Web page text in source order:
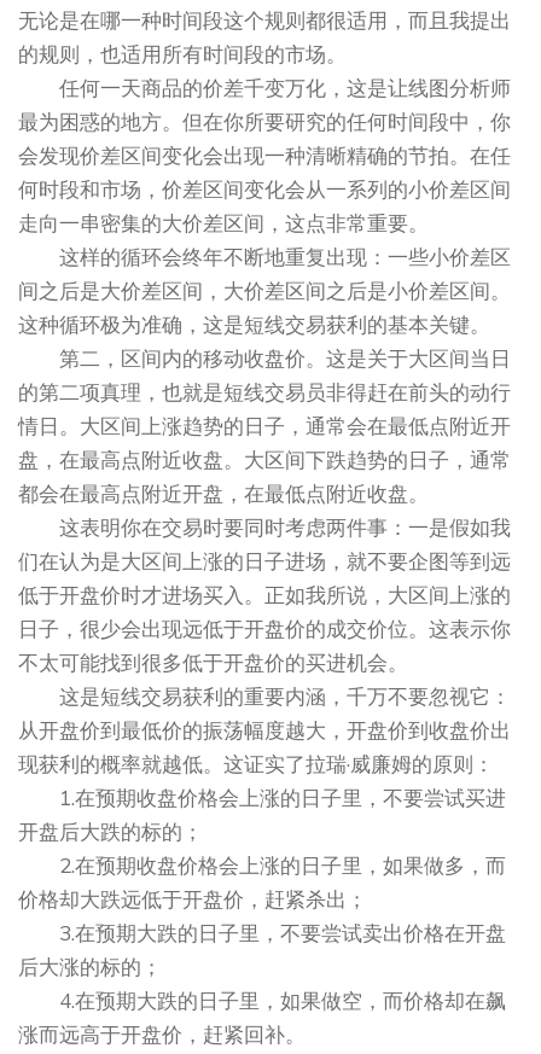
无论是在哪一种时间段这个规则都很适用，而且我提出
的规则，也适用所有时间段的市场。
任何一天商品的价差千变万化，这是让线图分析师
最为困惑的地方。但在你所要研究的任何时间段中，你
会发现价差区间变化会出现一种清晰精确的节拍。在任
何时段和市场，价差区间变化会从一系列的小价差区间
走向一串密集的大价差区间，这点非常重要。
这样的循环会终年不断地重复出现：一些小价差区
间之后是大价差区间，大价差区间之后是小价差区间。
这种循环极为准确，这是短线交易获利的基本关键。
第二，区间内的移动收盘价。这是关于大区间当日
的第二项真理，也就是短线交易员非得赶在前头的动行
情日。大区间上涨趋势的日子，通常会在最低点附近开
盘，在最高点附近收盘。大区间下跌趋势的日子，通常
都会在最高点附近开盘，在最低点附近收盘。
这表明你在交易时要同时考虑两件事：一是假如我
们在认为是大区间上涨的日子进场，就不要企图等到远
低于开盘价时才进场买入。正如我所说，大区间上涨的
日子，很少会出现远低于开盘价的成交价位。这表示你
不太可能找到很多低于开盘价的买进机会。
这是短线交易获利的重要内涵，千万不要忽视它：
从开盘价到最低价的振荡幅度越大，开盘价到收盘价出
现获利的概率就越低。这证实了拉瑞·威廉姆的原则：
1.在预期收盘价格会上涨的日子里，不要尝试买进
开盘后大跌的标的；
2.在预期收盘价格会上涨的日子里，如果做多，而
价格却大跌远低于开盘价，赶紧杀出；
3.在预期大跌的日子里，不要尝试卖出价格在开盘
后大涨的标的；
4.在预期大跌的日子里，如果做空，而价格却在飙
涨而远高于开盘价，赶紧回补。